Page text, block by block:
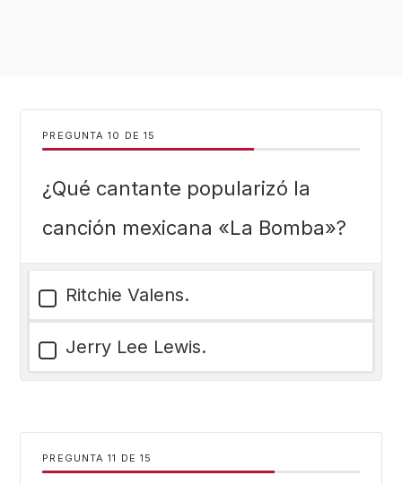
PREGUNTA DE 15
¿Qué cantante popularizó la
canción mexicana «La Bomba»?
Ritchie Valens.
Jerry Lee Lewis.
PREGUNTA DE 15